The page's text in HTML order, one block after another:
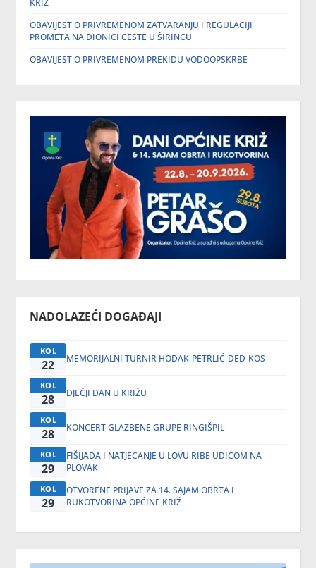
OBAVIJEST O PRIVREMENOM ZATVARANJU I REGULACIJI
PROMETA NA DIONICI CESTE U ŠIRINCU
OBAVIJEST O PRIVREMENOM PREKIDU VODOOPSKRBE
NADOLAZEĆI DOGAĐAJI
KOL
22 MEMORIJALNI TURNIR HODAK-PETRLIĆ-DED-KOS
KOL
28 DJEČJI DAN U KRIŽU
KOL
28 KONCERT GLAZBENE GRUPE RINGIŠPIL
KOL
29
FIŠIJADA I NATJECANJE U LOVU RIBE UDICOM NA
PLOVAK
KOL
29
OTVORENE PRIJAVE ZA 14. SAJAM OBRTA I
RUKOTVORINA OPĆINE KRIŽ